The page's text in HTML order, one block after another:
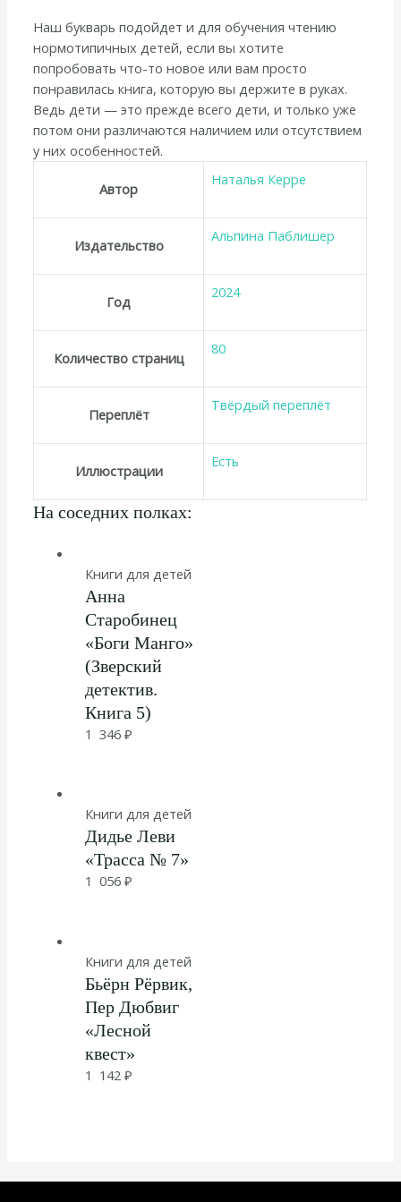
Наш букварь подойдет и для обучения чтению
нормотипичных детей, если вы хотите
попробовать что-то новое или вам просто
понравилась книга, которую вы держите в руках.
Ведь дети — это прежде всего дети, и только уже
потом они различаются наличием или отсутствием
у них особенностей.
Автор
Наталья Керре
Издательство
Альпина Паблишер
Год
2024
Количество страниц
80
Переплёт
Твёрдый переплёт
Иллюстрации
Есть
На соседних полках:
Книги для детей
Анна
Старобинец
«Боги Манго»
(Зверский
детектив.
Книга 5)
1 346₽
Книги для детей
Дидье Леви
«Трасса № 7»
1 056₽
Книги для детей
Бьёрн Рёрвик,
Пер Дюбвиг
«Лесной
квест»
1 142₽